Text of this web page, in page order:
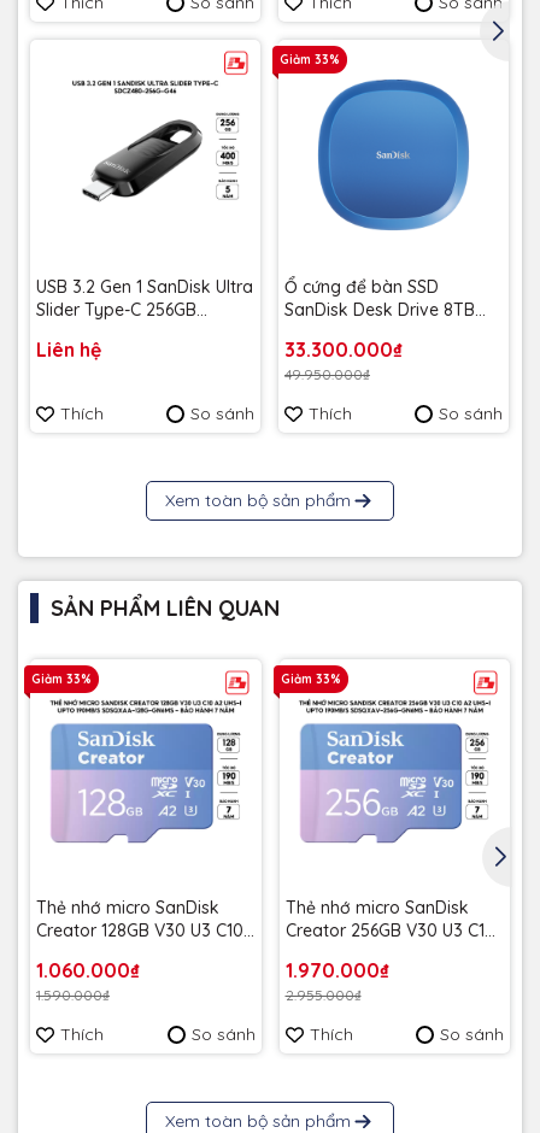
💥 Chống rơi
🧲 Chống từ trường
🔁 Chống hao mòn
USB 3.2 Gen 1 SanDisk Ultra
Slider Type-C 256GB
G46 - Bảo hành 5 năm
Liên hệ
Thích So sánh
Giảm 33%
Ổ cứng để bàn SSD
SanDisk Desk Drive 8TB
SDSSDT40C-8T00-A25 -
Bảo Hành 3 năm
33.300.000₫
49.950.000₫
Thích So sánh
Xem toàn bộ sản phẩm
SẢN PHẨM LIÊN QUAN
Giảm 33%
Thẻ nhớ micro SanDisk
Creator 128GB V30 U3 C10
SDSQXAA-128G-GN6MS -
Bảo hành 7 năm
1.060.000₫
1.590.000₫
Thích So sánh
Giảm 33%
Thẻ nhớ micro SanDisk
Creator 256GB V30 U3 C10
SDSQXAV-256G-GN6MS -
Bảo hành 7 năm
1.970.000₫
2.955.000₫
Thích So sánh
Xem toàn bộ sản phẩm